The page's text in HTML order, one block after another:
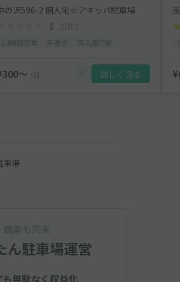
の沢596-2 個人宅☆アキッパ駐車場
0 （0件）
〜 /日 詳しく見る
車場
能も充実
ん駐車場運営
無駄なく収益化